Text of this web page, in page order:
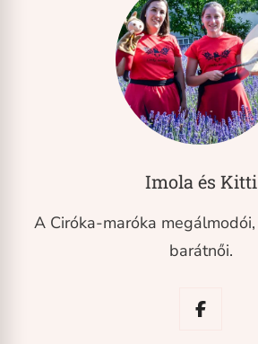
Imola és Kitti
A Ciróka-maróka
barátnői.